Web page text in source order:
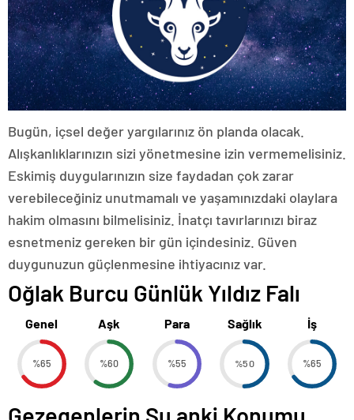
Bugün, içsel değer yargılarınız ön planda olacak.
Alışkanlıklarınızın sizi yönetmesine izin vermemelisiniz.
Eskimiş duygularınızın size faydadan çok zarar
verebileceğiniz unutmamalı ve yaşamınızdaki olaylara
hakim olmasını bilmelisiniz. İnatçı tavırlarınızı biraz
esnetmeniz gereken bir gün içindesiniz. Güven
duygunuzun güçlenmesine ihtiyacınız var.
Oğlak Burcu Günlük Yıldız Falı
Genel
%65
Aşk
%60
Para
%55
Sağlık
%50
İş
%65